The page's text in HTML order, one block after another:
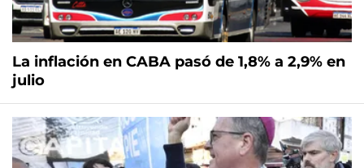
La inflación en CABA pasó de 1,8% a 2,9% en
julio